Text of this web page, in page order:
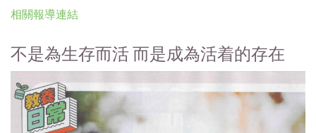
相關報導連結
不是為生存而活 而是成為活着的存在